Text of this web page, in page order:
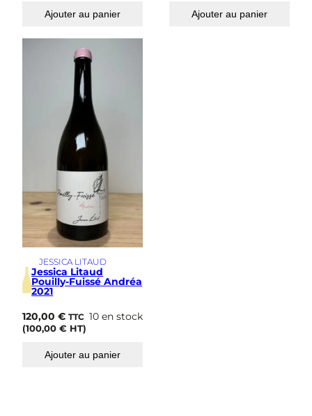
Ajouter au panier Ajouter au panier
JESSICA LITAUD
Jessica Litaud
Pouilly-Fuissé Andréa
2021
120,00€ TTC
(100,00€ HT)
10 en stock
Ajouter au panier